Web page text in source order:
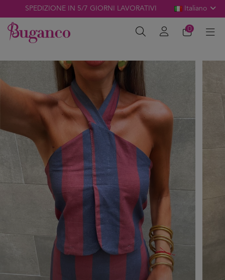
SPEDIZIONE IN 5/7 GIORNI LAVORATIVI Italiano
0